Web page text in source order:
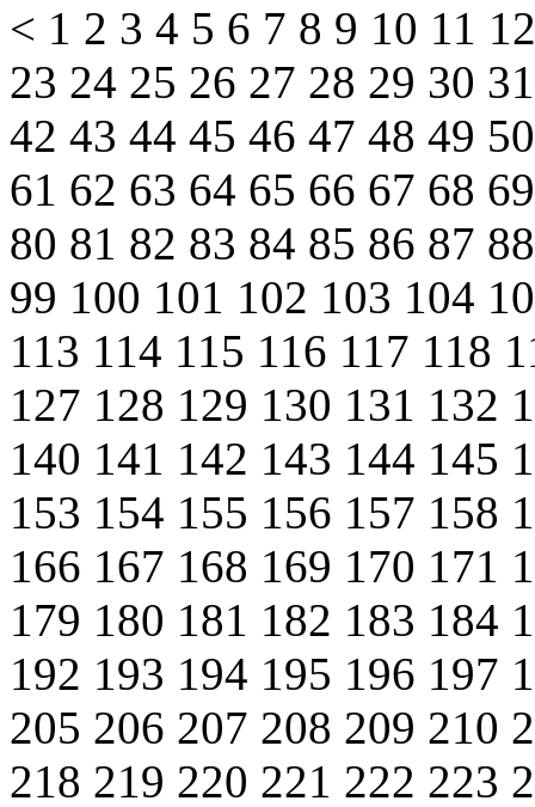
< 1 2 3 4 5 6 7 8 9 10 11
23 24 25 26 27 28 29 30
42 43 44 45 46 47 48 49
61 62 63 64 65 66 67 68
80 81 82 83 84 85 86 87
99 100 101 102 103 104
113 114 115 116 117 118
127 128 129 130 131 132
140 141 142 143 144 145
153 154 155 156 157 158
166 167 168 169 170 171
179 180 181 182 183 184
192 193 194 195 196 197
205 206 207 208 209 210
218 219 220 221 222 223